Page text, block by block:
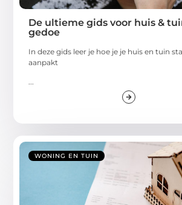
De ultieme gids voor huis &
gedoe
In deze gids leer je hoe je je huis en tuin
aanpakt
...
WONING EN TUIN